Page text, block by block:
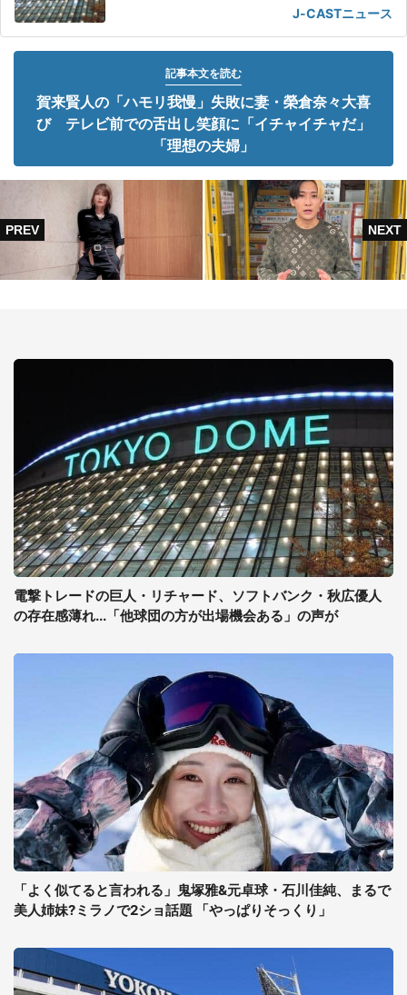
J-CASTニュース
記事本文を読む
賀来賢人の「ハモリ我慢」失敗に妻・榮倉奈々大喜
び テレビ前での舌出し笑顔に「イチャイチャだ」
「理想の夫婦」
電撃トレードの巨人・リチャード、ソフトバンク・秋広優人
の存在感薄れ...「他球団の方が出場機会ある」の声が
「よく似てると言われる」鬼塚雅&元卓球・石川佳純、まるで
美人姉妹?ミラノで2ショ話題 「やっぱりそっくり」